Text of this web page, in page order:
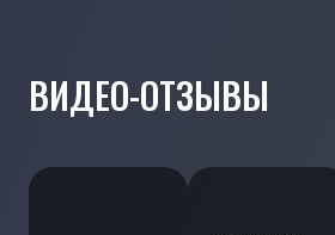
ВИДЕО-ОТЗЫВЫ